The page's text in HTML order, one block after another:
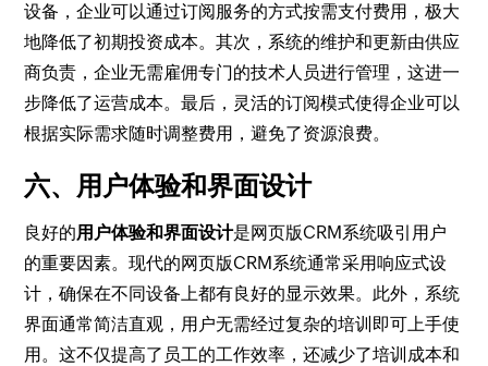
设备，企业可以通过订阅服务的方式按需支付费用，极大
地降低了初期投资成本。其次，系统的维护和更新由供应
商负责，企业无需雇佣专门的技术人员进行管理，这进一
步降低了运营成本。最后，灵活的订阅模式使得企业可以
根据实际需求随时调整费用，避免了资源浪费。
六、用户体验和界面设计
良好的用户体验和界面设计是网页版CRM系统吸引用户
的重要因素。现代的网页版CRM系统通常采用响应式设
计，确保在不同设备上都有良好的显示效果。此外，系统
界面通常简洁直观，用户无需经过复杂的培训即可上手使
用。这不仅提高了员工的工作效率，还减少了培训成本和